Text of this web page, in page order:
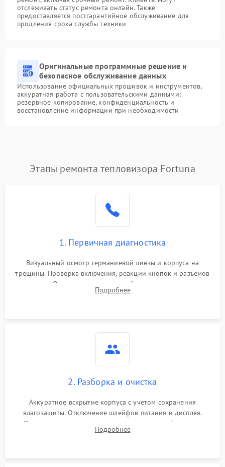
отслеживать статус ремонта онлайн. Также
предоставляется постгарантийное обслуживание для
продления срока службы техники
Оригинальные программные решение и
безопасное обслуживание данных
Использование официальных прошивок и инструментов,
аккуратная работа с пользовательскими данными:
резервное копирование, конфиденциальность и
восстановление информации при необходимости
Этапы ремонта тепловизора Fortuna
1. Первичная диагностика
Визуальный осмотр германиевой линзы и корпуса на
трещины. Проверка включения, реакции кнопок и разъемов
зарядки. Оценка вывода тепловой сигнатуры на экран,
проверка базовых функций и считывание системных
Подробнее
2. Разборка и очистка
Аккуратное вскрытие корпуса с учетом сохранения
влагозащиты. Отключение шлейфов питания и дисплея.
Очистка внутренних плат от окислов и пыли. Бережная
обработка германиевого объектива специализированными
Подробнее